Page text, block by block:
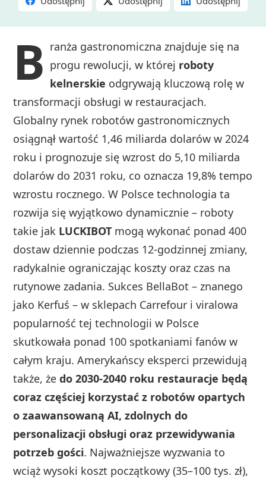
B ranża gastronomiczna znajduje się na
progu rewolucji, w której roboty
kelnerskie odgrywają kluczową rolę w
transformacji obsługi w restauracjach.
Globalny rynek robotów gastronomicznych
osiągnął wartość 1,46 miliarda dolarów w 2024
roku i prognozuje się wzrost do 5,10 miliarda
dolarów do 2031 roku, co oznacza 19,8% tempo
wzrostu rocznego. W Polsce technologia ta
rozwija się wyjątkowo dynamicznie – roboty
takie jak LUCKIBOT mogą wykonać ponad 400
dostaw dziennie podczas 12-godzinnej zmiany,
radykalnie ograniczając koszty oraz czas na
rutynowe zadania. Sukces BellaBot – znanego
jako Kerfuś – w sklepach Carrefour i viralowa
popularność tej technologii w Polsce
skutkowała ponad 100 spotkaniami fanów w
całym kraju. Amerykańscy eksperci przewidują
także, żedo 2030-2040 roku restauracje będą
coraz częściej korzystać z robotów opartych
o zaawansowaną AI, zdolnych do
personalizacji obsługi oraz przewidywania
potrzeb gości. Najważniejsze wyzwania to
wciąż wysoki koszt początkowy (35–100 tys. zł),